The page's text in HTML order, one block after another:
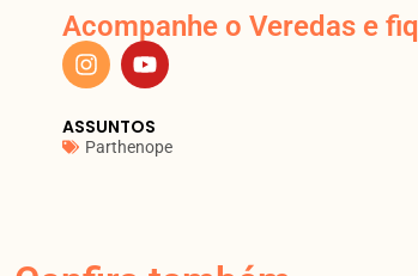
Acompanhe o Veredas e
ASSUNTOS
Parthenope